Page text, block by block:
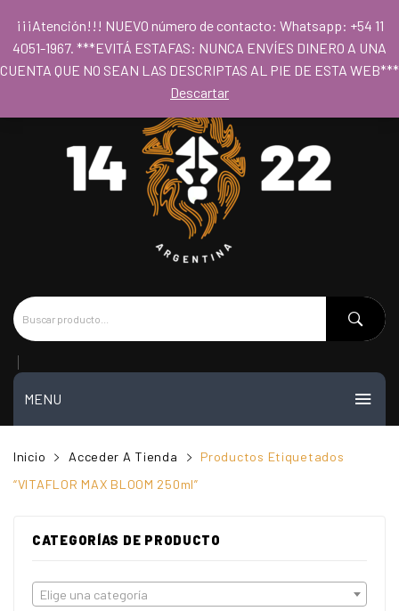
- Horario 09hs a 18hs
MENU
MI CUENTA
PREGUNTAS FRECUENTES
Inicio Acceder A Tienda
Productos Etiquetados
“VITAFLOR MAX BLOOM 250ml”
CATEGORÍAS DE PRODUCTO
Elige una categoría
¡¡¡Atención!!! NUEVO número de contacto: Whatsapp: +54 11
4051-1967. ***EVITÁ ESTAFAS: NUNCA ENVÍES DINERO A UNA
CUENTA QUE NO SEAN LAS DESCRIPTAS AL PIE DE ESTA WEB***
Descartar